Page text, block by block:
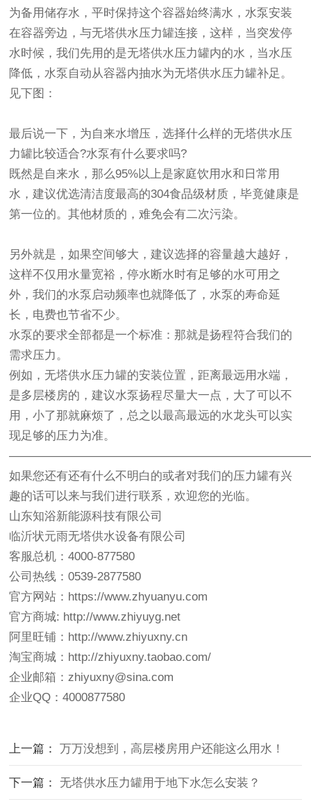
为备用储存水，平时保持这个容器始终满水，水泵安装
在容器旁边，与无塔供水压力罐连接，这样，当突发停
水时候，我们先用的是无塔供水压力罐内的水，当水压
降低，水泵自动从容器内抽水为无塔供水压力罐补足。
见下图：
最后说一下，为自来水增压，选择什么样的无塔供水压
力罐比较适合?水泵有什么要求吗?
既然是自来水，那么95%以上是家庭饮用水和日常用
水，建议优选清洁度最高的304食品级材质，毕竟健康是
第一位的。其他材质的，难免会有二次污染。
另外就是，如果空间够大，建议选择的容量越大越好，
这样不仅用水量宽裕，停水断水时有足够的水可用之
外，我们的水泵启动频率也就降低了，水泵的寿命延
长，电费也节省不少。
水泵的要求全部都是一个标准：那就是扬程符合我们的
需求压力。
例如，无塔供水压力罐的安装位置，距离最远用水端，
是多层楼房的，建议水泵扬程尽量大一点，大了可以不
用，小了那就麻烦了，总之以最高最远的水龙头可以实
现足够的压力为准。
如果您还有还有什么不明白的或者对我们的压力罐有兴
趣的话可以来与我们进行联系，欢迎您的光临。
山东知浴新能源科技有限公司
临沂状元雨无塔供水设备有限公司
客服总机：4000-877580
公司热线：0539-2877580
官方网站：https://www.zhyuanyu.com
官方商城: http://www.zhiyuyg.net
阿里旺铺：http://www.zhiyuxny.cn
淘宝商城：http://zhiyuxny.taobao.com/
企业邮箱：zhiyuxny@sina.com
企业QQ：4000877580
上一篇：万万没想到，高层楼房用户还能这么用水！
下一篇： 无塔供水压力罐用于地下水怎么安装？